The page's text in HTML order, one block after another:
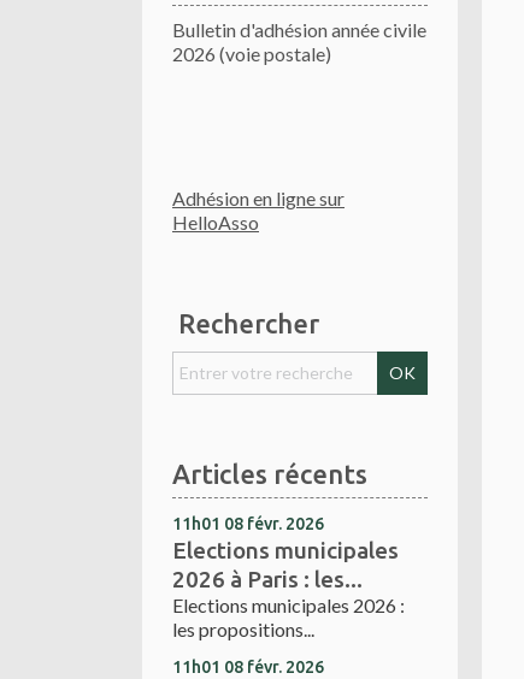
Bulletin d'adhésion année civile
2026 (voie postale)
Adhésion en ligne sur
HelloAsso
Rechercher
Articles récents
11h01 08 févr. 2026
Elections municipales
2026 à Paris : les...
Elections municipales 2026 :
les propositions...
11h01 08 févr. 2026